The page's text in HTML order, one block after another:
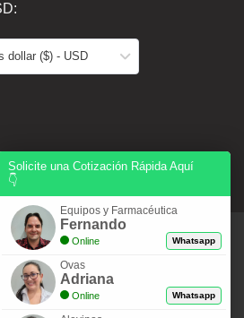
dollar ($) - USD
Solicite una Cotización Rápida Aquí
👇
Equipos y Farmacéutica
Fernando
Online Whatsapp
Ovas
Adriana
Online Whatsapp